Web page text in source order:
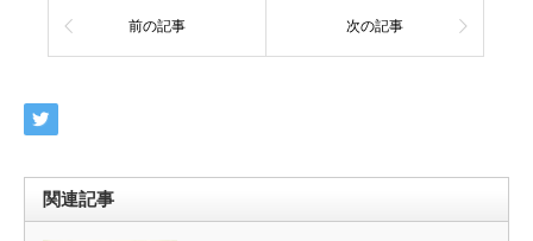
前の記事 次の記事
関連記事